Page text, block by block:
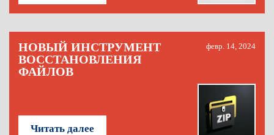
НОВЫЙ ИНСТРУМЕНТ
ВОССТАНОВЛЕНИЯ
ФАЙЛОВ
февр. 14, 2024
Читать далее